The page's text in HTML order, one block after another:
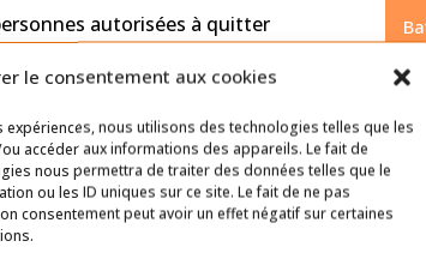
le consentement aux cookies
nous utilisons des technologies telles que les
accéder aux informations des appareils. Le fait de
nous permettra de traiter des données telles que le
ou les ID uniques sur ce site. Le fait de ne pas
consentement peut avoir un effet négatif sur certaines
autorisées à quitter
camp de votre enfant.